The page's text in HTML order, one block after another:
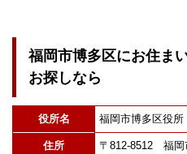
福岡市博多区にお住ま
お探しなら
役所名 福岡市博多区役所
住所 〒812-8512 福岡